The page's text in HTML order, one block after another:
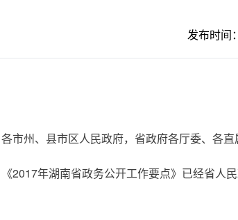
发布时间
州、县市区人民政府，省政府各厅委、各直
年湖南省政务公开工作要点》已经省人民